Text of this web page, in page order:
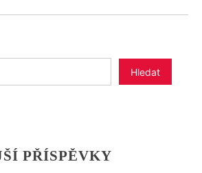
Hledat
PŘÍSPĚVKY